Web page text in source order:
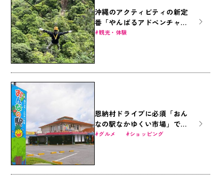
沖縄のアクティビティの新定
番「やんばるアドベンチャー
フィールド」でジップライン
観光・体験
恩納村ドライブに必須「おん
なの駅なかゆくい市場」で沖
縄グルメを食べつくす！
グルメ ショッピング